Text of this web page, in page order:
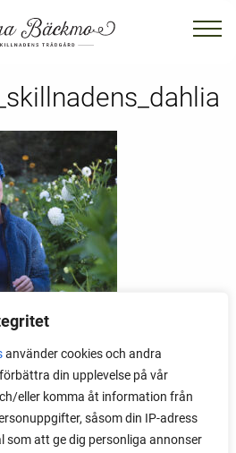
använder cookies och andra
din upplevelse på vår
eller komma åt information från
såsom din IP-adress
som att ge dig personliga annonser
skillnadens trädgård,
i kalvsvik, dahlia